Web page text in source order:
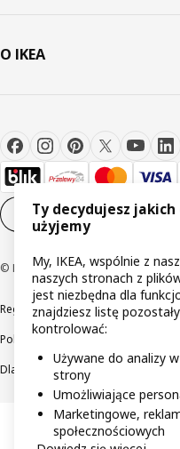
O IKEA
Ustawienia plików
© Inter IKEA Systems B.V 1999-
RegulaminyPolityka prywatności
Polityka odpowiedzialnego
Dla akcjonariuszy IKEA Distribution
Ty decydujesz
użyjemy
My, IKEA, wspólnie z
naszych stronach z
jest niezbędna dla
znajdziesz listę
kontrolować:
Używane do analizy
strony
Umożliwiające
Marketingowe,
społecznościowych